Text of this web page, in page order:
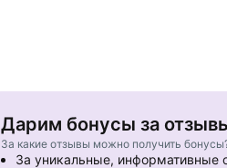
Дарим бонусы за
За какие отзывы можно получить
За уникальные, информативные